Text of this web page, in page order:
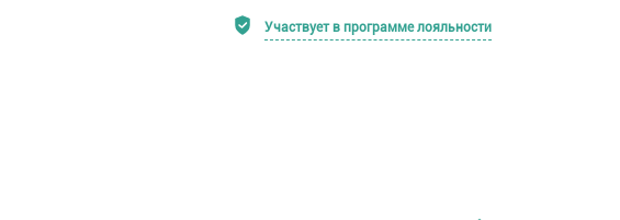
Участвует в программе лояльности